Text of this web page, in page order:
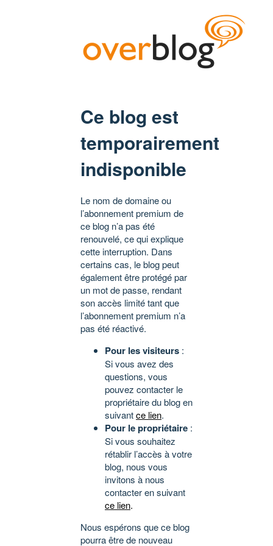
Ce blog est
temporairement
indisponible
Le nom de domaine ou
l’abonnement premium de
ce blog n’a pas été
renouvelé, ce qui explique
cette interruption. Dans
certains cas, le blog peut
également être protégé par
un mot de passe, rendant
son accès limité tant que
l’abonnement premium n’a
pas été réactivé.
Pour les visiteurs :
Si vous avez des
questions, vous
pouvez contacter le
propriétaire du blog en
suivantce lien.
Pour le propriétaire :
Si vous souhaitez
rétablir l’accès à votre
blog, nous vous
invitons à nous
contacter en suivant
ce lien.
Nous espérons que ce blog
pourra être de nouveau